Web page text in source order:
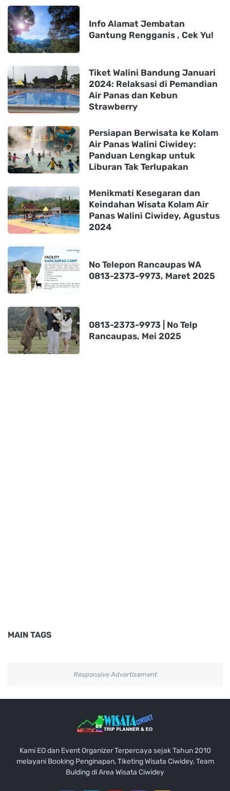
Info Alamat Jembatan
Gantung Rengganis , Cek Yu!
Tiket Walini Bandung Januari
2024: Relaksasi di Pemandian
Air Panas dan Kebun
Strawberry
Persiapan Berwisata ke Kolam
Air Panas Walini Ciwidey:
Panduan Lengkap untuk
Liburan Tak Terlupakan
Menikmati Kesegaran dan
Keindahan Wisata Kolam Air
Panas Walini Ciwidey, Agustus
2024
No Telepon Rancaupas WA
0813-2373-9973, Maret 2025
0813-2373-9973 | No Telp
Rancaupas, Mei 2025
MAIN TAGS
Responsive Advertisement
Kami EO dan Event Organizer Terpercaya sejak Tahun 2010
melayani Booking Penginapan, Tiketing Wisata Ciwidey, Team
Bulding di Area Wisata Ciwidey